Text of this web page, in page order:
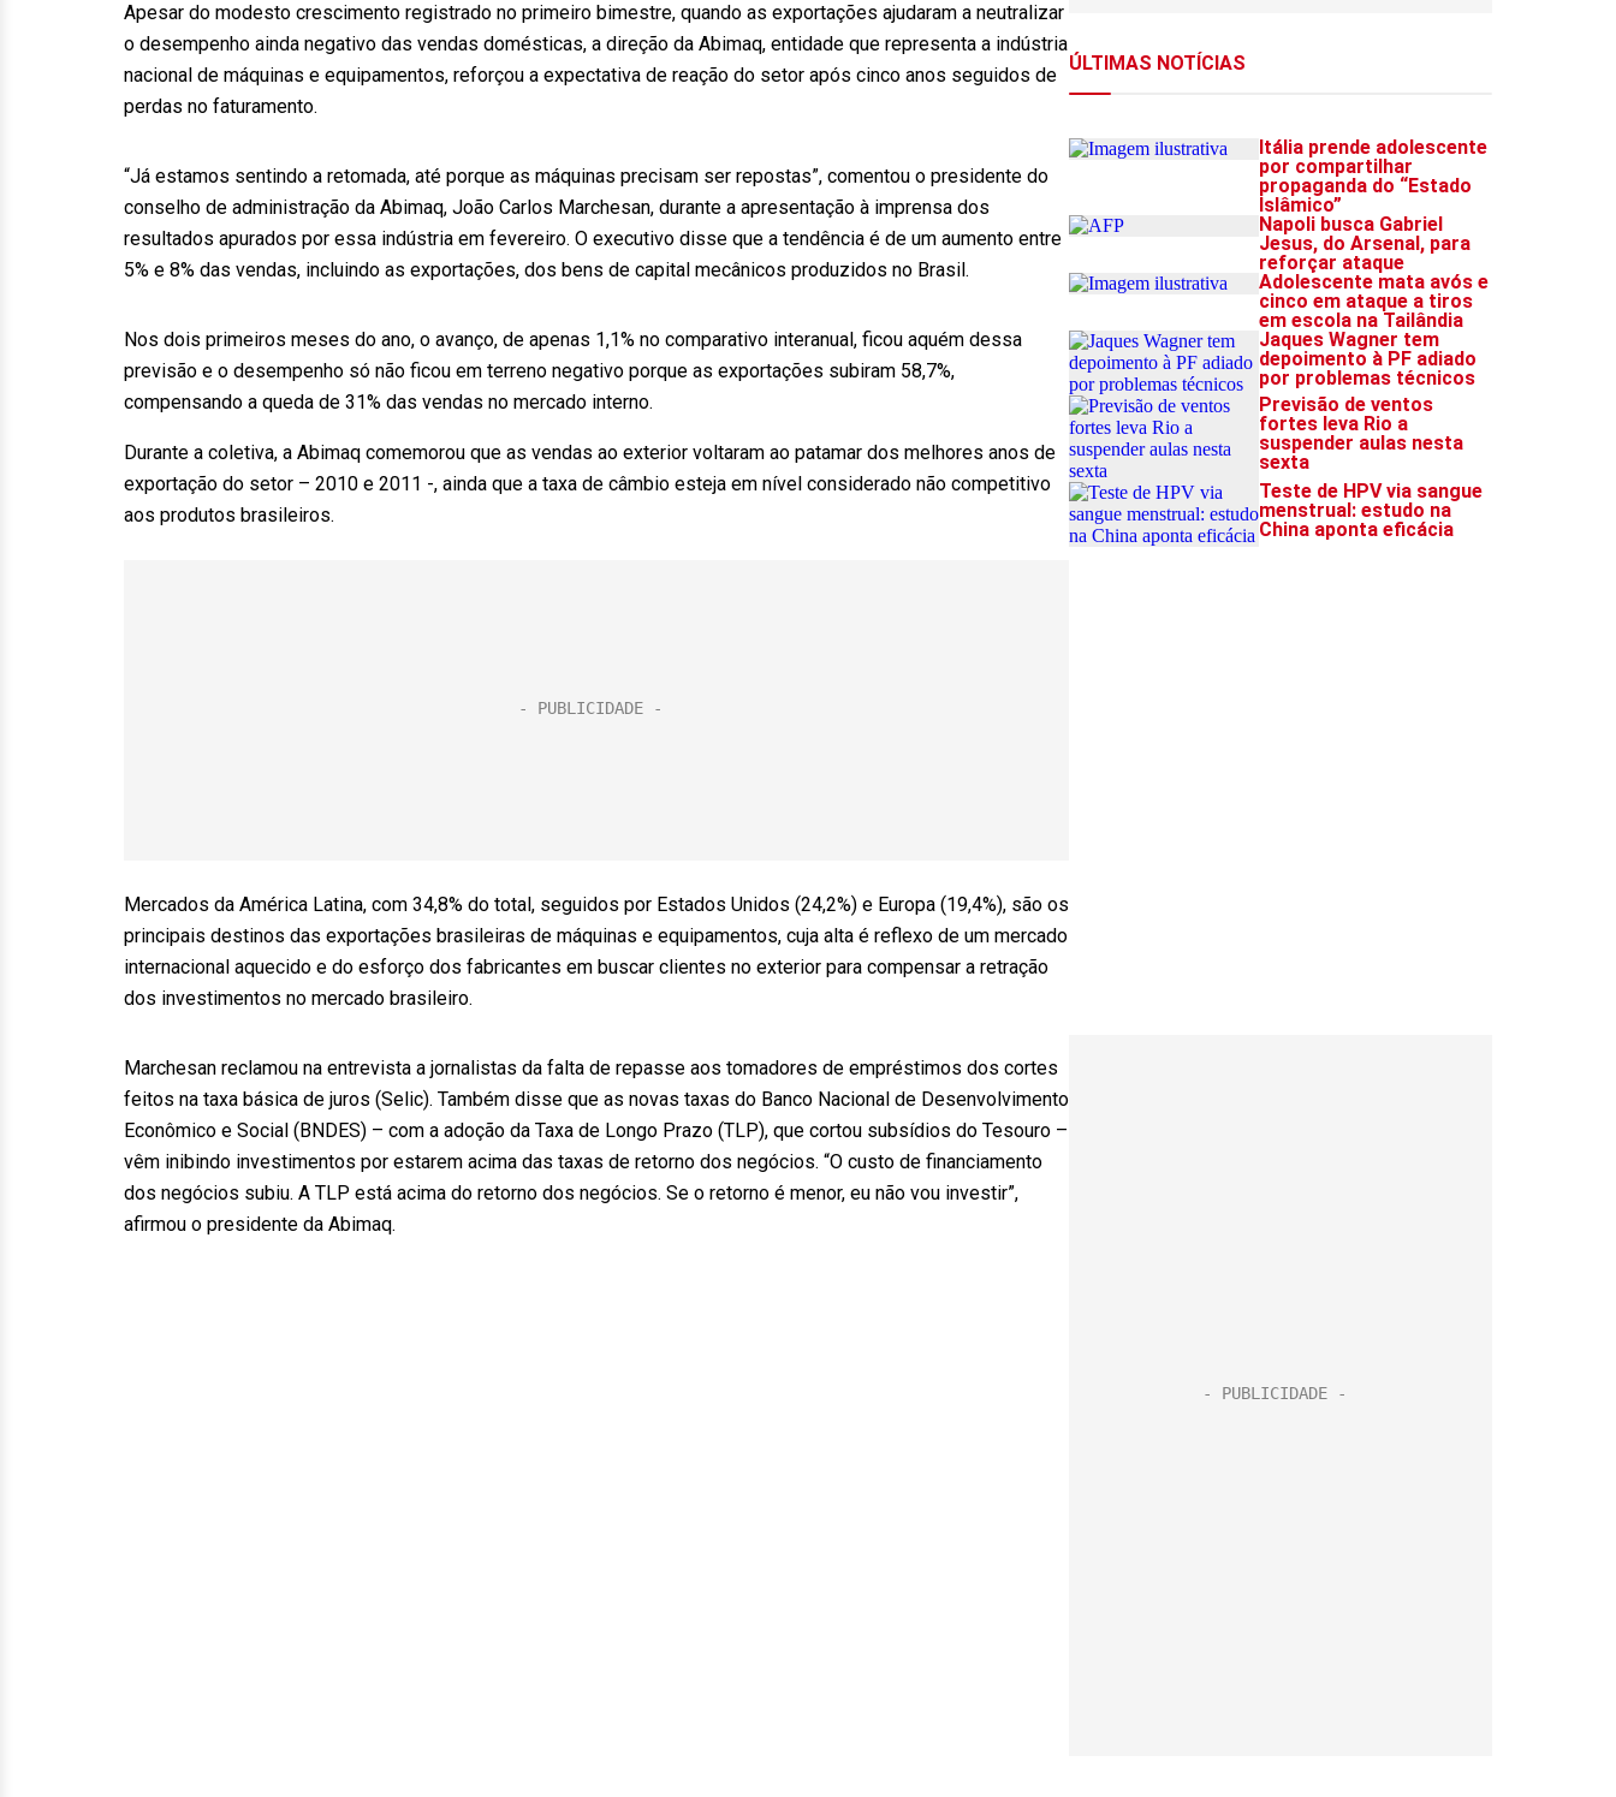
Apesar do modesto crescimento registrado no primeiro bimestre, quando as exportações ajudaram a neutralizar
o desempenho ainda negativo das vendas domésticas, a direção da Abimaq, entidade que representa a indústria
nacional de máquinas e equipamentos, reforçou a expectativa de reação do setor após cinco anos seguidos de
perdas no faturamento.
“Já estamos sentindo a retomada, até porque as máquinas precisam ser repostas”, comentou o presidente do
conselho de administração da Abimaq, João Carlos Marchesan, durante a apresentação à imprensa dos
resultados apurados por essa indústria em fevereiro. O executivo disse que a tendência é de um aumento entre
5% e 8% das vendas, incluindo as exportações, dos bens de capital mecânicos produzidos no Brasil.
Nos dois primeiros meses do ano, o avanço, de apenas 1,1% no comparativo interanual, ficou aquém dessa
previsão e o desempenho só não ficou em terreno negativo porque as exportações subiram 58,7%,
compensando a queda de 31% das vendas no mercado interno.
Durante a coletiva, a Abimaq comemorou que as vendas ao exterior voltaram ao patamar dos melhores anos de
exportação do setor – 2010 e 2011 -, ainda que a taxa de câmbio esteja em nível considerado não competitivo
aos produtos brasileiros.
Mercados da América Latina, com 34,8% do total, seguidos por Estados Unidos (24,2%) e Europa (19,4%), são os
principais destinos das exportações brasileiras de máquinas e equipamentos, cuja alta é reflexo de um mercado
internacional aquecido e do esforço dos fabricantes em buscar clientes no exterior para compensar a retração
dos investimentos no mercado brasileiro.
Marchesan reclamou na entrevista a jornalistas da falta de repasse aos tomadores de empréstimos dos cortes
feitos na taxa básica de juros (Selic). Também disse que as novas taxas do Banco Nacional de Desenvolvimento
Econômico e Social (BNDES) – com a adoção da Taxa de Longo Prazo (TLP), que cortou subsídios do Tesouro –
vêm inibindo investimentos por estarem acima das taxas de retorno dos negócios. “O custo de financiamento
dos negócios subiu. A TLP está acima do retorno dos negócios. Se o retorno é menor, eu não vou investir”,
afirmou o presidente da Abimaq.